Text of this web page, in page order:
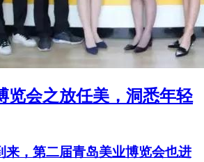
览会之放任美，洞悉年轻
来，第二届青岛美业博览会也进